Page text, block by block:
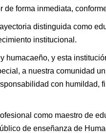
forma inmediata,
distinguida como
institucional.
y esta
a nuestra comunidad
con humildad,
como maestro de
de enseñanza de